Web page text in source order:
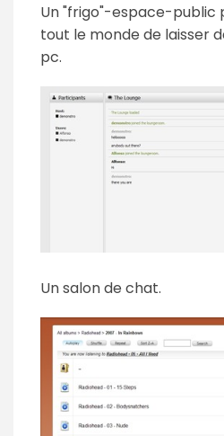
Un "frigo"-espace-
tout le monde de laisser
pc.
Un salon de chat.